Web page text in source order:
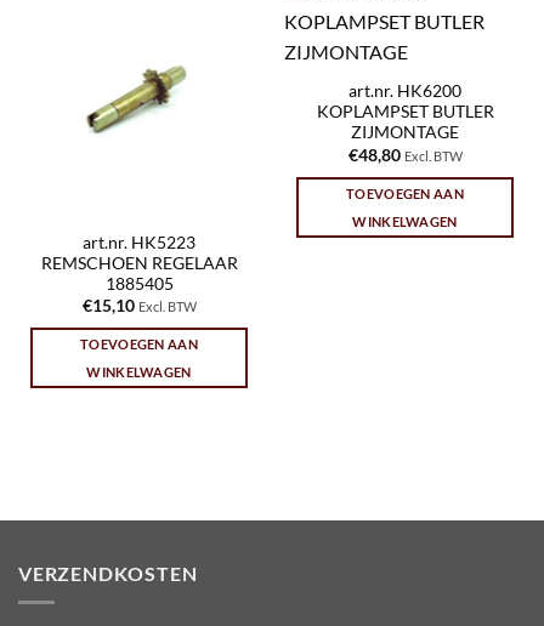
art.nr. HK5223
REMSCHOEN REGELAAR
1885405
€15,10 Excl. BTW
TOEVOEGEN AAN
WINKELWAGEN
art.nr. HK6200
KOPLAMPSET BUTLER
ZIJMONTAGE
€48,80 Excl. BTW
TOEVOEGEN AAN
WINKELWAGEN
VERZENDKOSTEN